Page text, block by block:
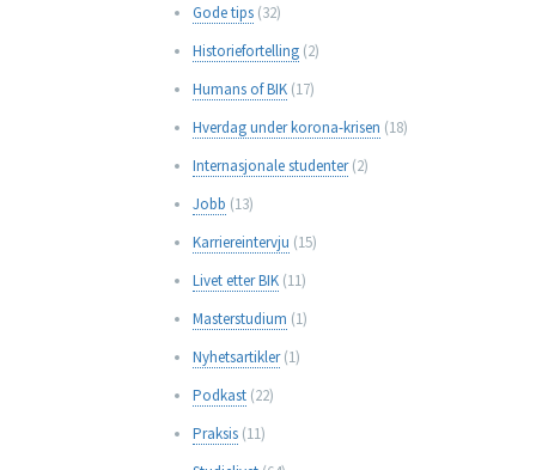
Gode tips(32)
Historiefortelling(2)
Humans of BIK(17)
Hverdag under korona-krisen (18)
Internasjonale studenter(2)
Jobb (13)
Karriereintervju (15)
Livet etter BIK(11)
Masterstudium (1)
Nyhetsartikler(1)
Podkast(22)
Praksis(11)